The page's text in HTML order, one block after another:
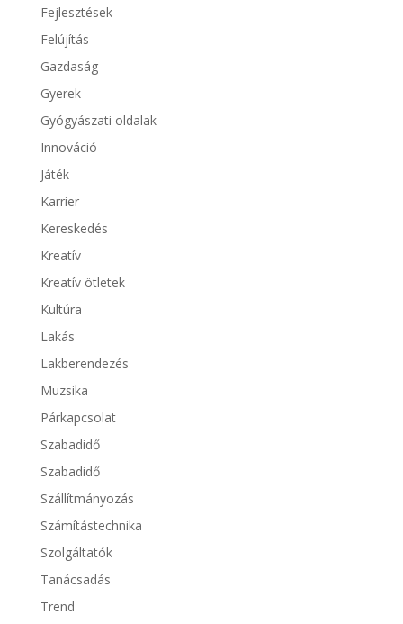
Fejlesztések
Felújítás
Gazdaság
Gyerek
Gyógyászati oldalak
Innováció
Játék
Karrier
Kereskedés
Kreatív
Kreatív ötletek
Kultúra
Lakás
Lakberendezés
Muzsika
Párkapcsolat
Szabadidő
Szabadidő
Szállítmányozás
Számítástechnika
Szolgáltatók
Tanácsadás
Trend